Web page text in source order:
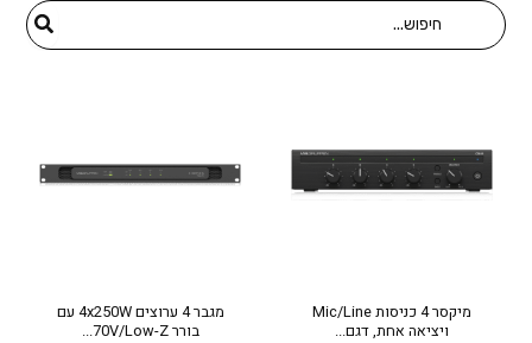
for:
מיקסר 4 כניסות Mic/Line
ויציאה אחת, דגם...
מגבר 4 ערוצים 4x250W עם
בורר 70V/Low-Z...